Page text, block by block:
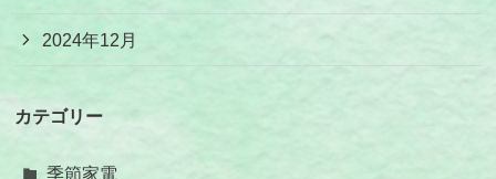
2024年12月
カテゴリー
季節家電